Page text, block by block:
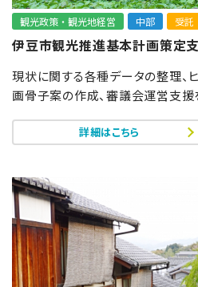
観光政策・観光地経営 中部 受託
伊豆市観光推進基本計画策定
現状に関する各種データの整理、
画骨子案の作成、審議会運営支援
詳細はこちら